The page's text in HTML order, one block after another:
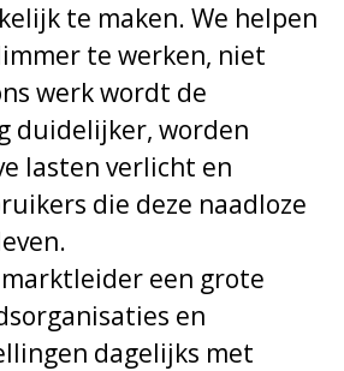
te maken. We helpen
te werken, niet
werk wordt de
duidelijker, worden
lasten verlicht en
die deze naadloze
een grote
en
dagelijks met